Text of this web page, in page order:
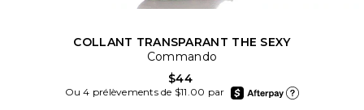
COLLANT TRANSPARANT THE SEXY
Commando
$44
Ou 4 prélèvements de $11.00 par
afterpay